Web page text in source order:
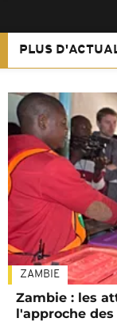
PLUS
ZAMBIE
Zambie : les
l'approche